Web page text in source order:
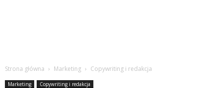
Strona główna Marketing Copywriting i redakcja
Marketing Copywriting i redakcja